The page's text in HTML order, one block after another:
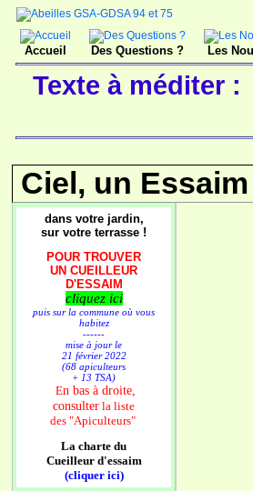
Accueil Des Questions ? Les
Texte à méditer :
Ciel, un Essaim
dans votre jardin,
sur votre terrasse !
POUR TROUVER
UN CUEILLEUR
D'ESSAIM
cliquez ici
puis sur la commune où vous
habitez
------
mise à jour le
21 février 2022
(68 apiculteurs
+ 13 TSA)
En bas à droite,
consulter la liste
des "Apiculteurs"
La charte du
Cueilleur d'essaim
(cliquer ici)